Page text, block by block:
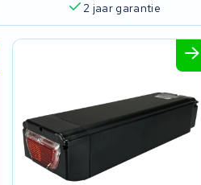
2 jaar garantie